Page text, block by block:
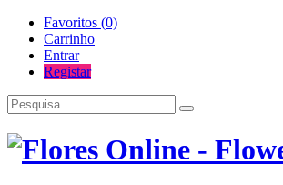
Favoritos (0)
Carrinho
Entrar
Registar